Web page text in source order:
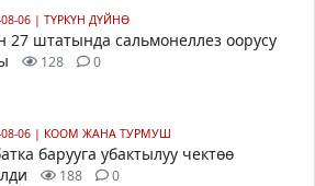
06 | ТҮРКҮН ДҮЙНӨ
штатында сальмонеллез оорусу
128 0
06 | КООМ ЖАНА ТУРМУШ
барууга убактылуу чектөө
188 0